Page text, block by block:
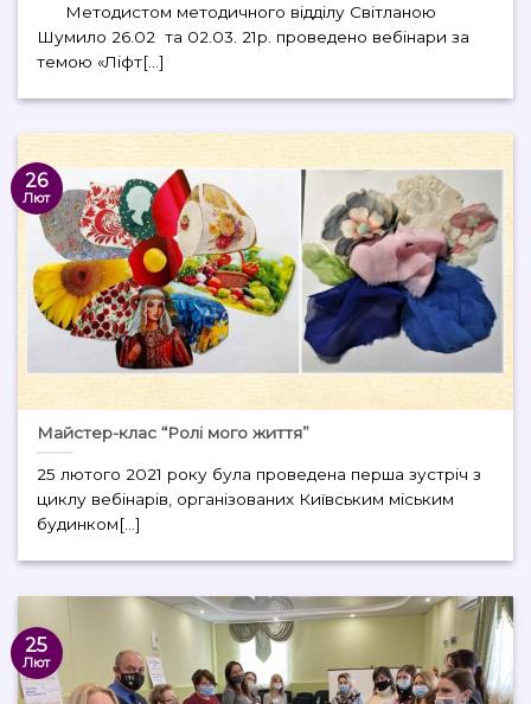
Методистом методичного відділу Світланою
Шумило 26.02 та 02.03. 21р. проведено вебінари за
темою «Ліфт[...]
Майстер-клас “Ролі мого життя”
25 лютого 2021 року була проведена перша зустріч з
циклу вебінарів, організованих Київським міським
будинком[...]
26
Лют
25
Лют